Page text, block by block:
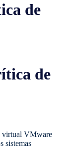
de
de
virtual VMware
sistemas